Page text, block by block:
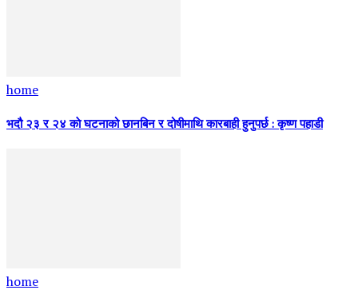
home
भदौ २३ र २४ काे घटनाको छानबिन र दोषीमाथि कारबाही हुनुपर्छ : कृष्ण पहाडी
home